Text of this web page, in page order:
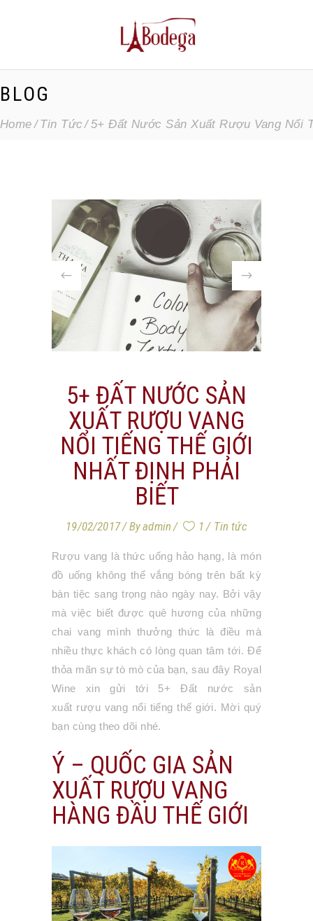
BLOG
Home Tin Tức 5+ Đất Nước Sản Xuất Rượu Vang Nổi
5+ ĐẤT NƯỚC SẢN
XUẤT RƯỢU VANG
NỔI TIẾNG THẾ GIỚI
NHẤT ĐỊNH PHẢI
BIẾT
19/02/2017 Byadmin 1 Tin tức
Rượu vang là thức uống hảo hạng, là món
đồ uống không thể vắng bóng trên bất kỳ
bàn tiệc sang trọng nào ngày nay. Bởi vậy
mà việc biết được quê hương của những
chai vang mình thưởng thức là điều mà
nhiều thực khách có lòng quan tâm tới. Để
thỏa mãn sự tò mò của bạn, sau đây Royal
Wine xin gửi tới 5+ Đất nước sản
xuất rượu vang nổi tiếng thế giới. Mời quý
bạn cùng theo dõi nhé.
Ý – QUỐC GIA SẢN
XUẤT RƯỢU VANG
HÀNG ĐẦU THẾ GIỚI